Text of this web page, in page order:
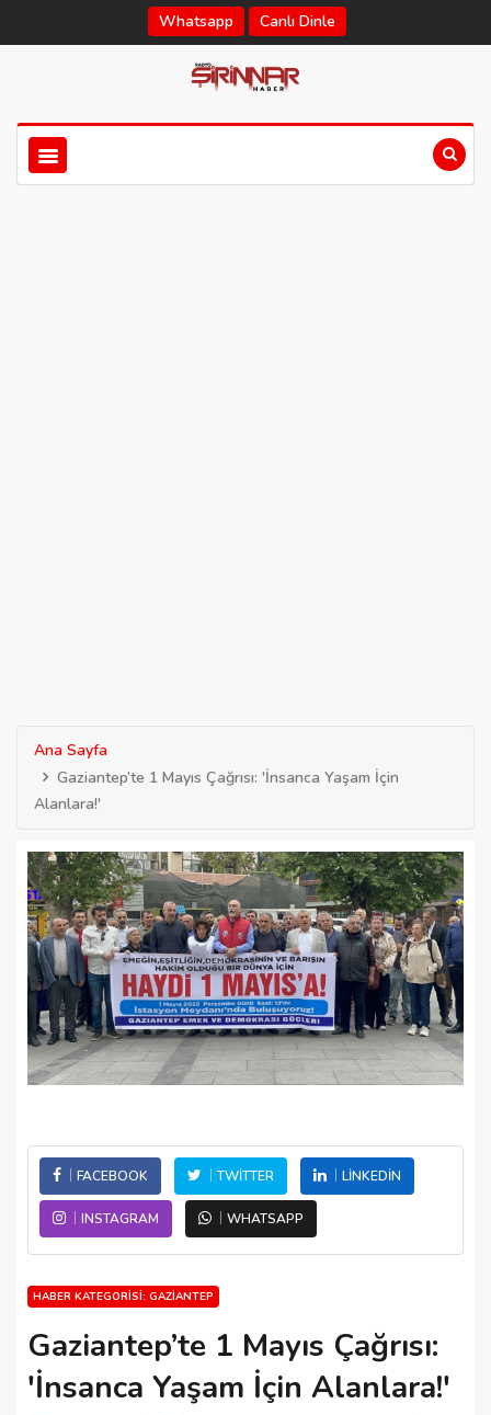
Whatsapp Canlı Dinle
Ana Sayfa
Gaziantep’te 1 Mayıs Çağrısı: 'İnsanca Yaşam İçin
Alanlara!'
FACEBOOK TWITTER LINKEDIN
INSTAGRAM WHATSAPP
HABER KATEGORISI: GAZIANTEP
Gaziantep’te 1 Mayıs Çağrısı:
'İnsanca Yaşam İçin Alanlara!'